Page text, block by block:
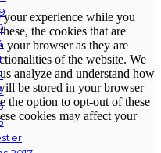
your experience while you
the cookies that are
your browser as they are
of the website. We
analyze and understand how
be stored in your browser
the option to opt-out of these
cookies may affect your